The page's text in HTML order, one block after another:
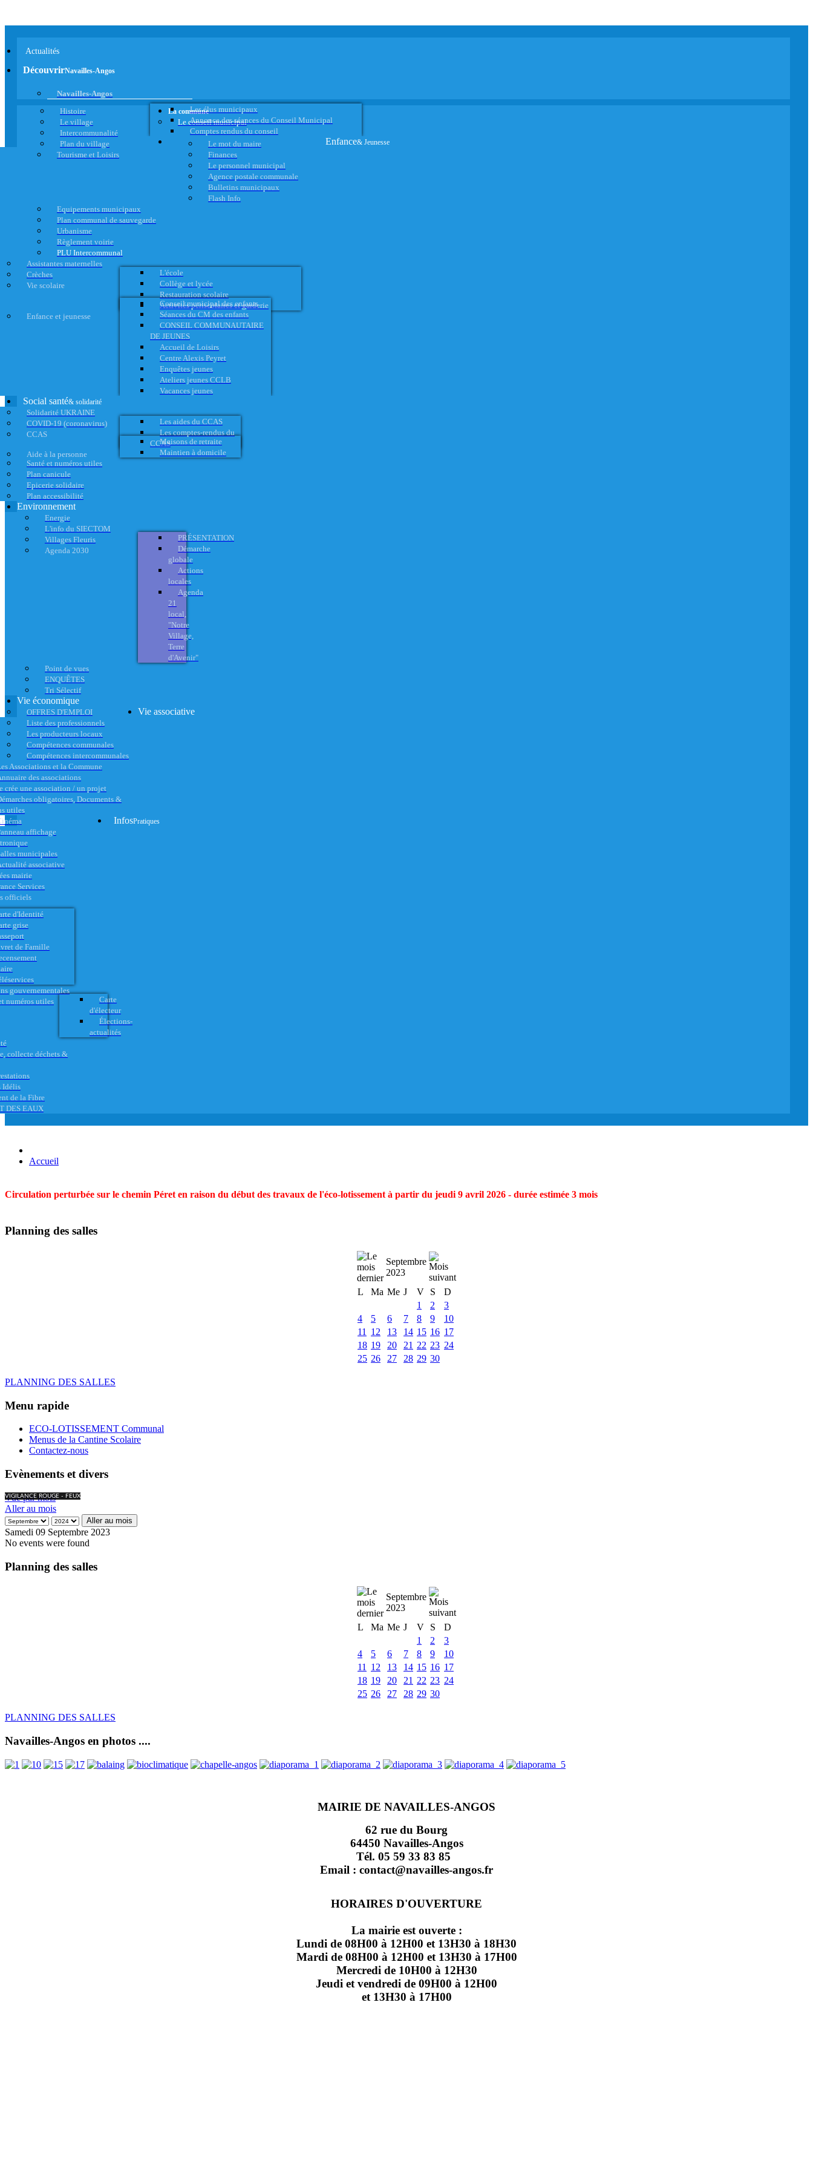
Actualités
DécouvrirNavailles-Angos
Navailles-Angos
Histoire
Le village
Intercommunalité
Plan du village
Tourisme et Loisirs
La commune
Le conseil municipal
Les élus municipaux
Annonce des séances du Conseil Municipal
Comptes rendus du conseil
Le mot du maire
Finances
Le personnel municipal
Agence postale communale
Bulletins municipaux
Flash Info
Equipements municipaux
Plan communal de sauvegarde
Urbanisme
Règlement voirie
PLU Intercommunal
Enfance& Jeunesse
Assistantes maternelles
Crèches
Vie scolaire
L'école
Collège et lycée
Restauration scolaire
Activités périscolaires et garderie
Enfance et jeunesse
Conseil municipal des enfants
Séances du CM des enfants
CONSEIL COMMUNAUTAIRE
DE JEUNES
Accueil de Loisirs
Centre Alexis Peyret
Enquêtes jeunes
Ateliers jeunes CCLB
Vacances jeunes
Social santé& solidarité
Solidarité UKRAINE
COVID-19 (coronavirus)
CCAS
Les aides du CCAS
Les comptes-rendus du
CCAS
Aide à la personne
Maisons de retraite
Maintien à domicile
Santé et numéros utiles
Plan canicule
Epicerie solidaire
Plan accessibilité
Environnement
Energie
L'info du SIECTOM
Villages Fleuris
Agenda 2030
PRÉSENTATION
Démarche
globale
Actions
locales
Agenda
21
local,
"Notre
Village,
Terre
d'Avenir"
Point de vues
ENQUÊTES
Tri Sélectif
Vie économique
OFFRES D'EMPLOI
Liste des professionnels
Les producteurs locaux
Compétences communales
Compétences intercommunales
Vie associative
Associations et la Commune
des associations
crée une association / un projet
obligatoires, Documents &
utiles
affichage
municipales
associative
InfosPratiques
mairie
Services
officiels
d'Identité
grise
de Famille
gouvernementales
numéros utiles
Carte
d'électeur
Élections-
actualités
collecte déchets &
Idélis
de la Fibre
DES EAUX
Accueil
Circulation perturbée sur le chemin Péret en raison du début des travaux de l'éco-lotissement à partir du jeudi 9 avril 2026 - durée estimée 3 mois
Planning des salles
Septembre
2023
L
Ma Me J V S
D
1
2
3
4
5 6 7 8 9
10
11
12 13 14 15 16 17
18 19 20 21 22 23 24
25 26 27 28 29 30
PLANNING DES SALLES
Menu rapide
ECO-LOTISSEMENT Communal
Menus de la Cantine Scolaire
Contactez-nous
Evènements et divers
VIGILANCE ROUGE - FEUX
Vue par mois
Aller au mois
Aller au mois
Samedi 09 Septembre 2023
No events were found
Planning des salles
Septembre
2023
L
Ma Me J V S
D
1
2
3
4
5 6 7 8 9
10
11
12 13 14 15 16 17
18 19 20 21 22 23 24
25 26 27 28 29 30
PLANNING DES SALLES
Navailles-Angos en photos ....
MAIRIE DE NAVAILLES-ANGOS
62 rue du Bourg
64450 Navailles-Angos
Tél. 05 59 33 83 85
Email : contact@navailles-angos.fr
HORAIRES D'OUVERTURE
La mairie est ouverte :
Lundi de 08H00 à 12H00 et 13H30 à 18H30
Mardi de 08H00 à 12H00 et 13H30 à 17H00
Mercredi de 10H00 à 12H30
Jeudi et vendredi de 09H00 à 12H00
et 13H30 à 17H00